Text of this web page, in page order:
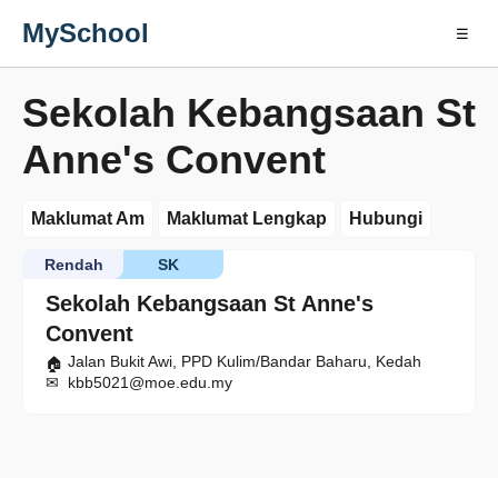
MySchool ☰
Sekolah Kebangsaan St
Anne's Convent
Maklumat Am Maklumat Lengkap Hubungi
Sekolah Kebangsaan St Anne's
Convent
SK
Rendah
Jalan Bukit Awi, PPD Kulim/Bandar Baharu, Kedah
kbb5021@moe.edu.my